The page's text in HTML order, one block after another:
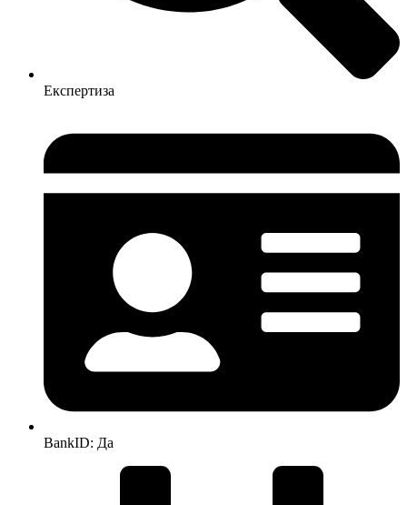
Експертиза
BankID: Да